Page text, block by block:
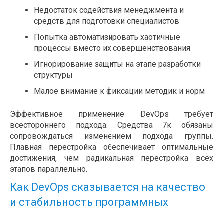
Недостаток содействия менеджмента и
средств для подготовки специалистов
Попытка автоматизировать хаотичные
процессы вместо их совершенствования
Игнорирование защиты на этапе разработки
структуры
Малое внимание к фиксации методик и норм
Эффективное применение DevOps требует
всестороннего подхода. Средства 7к обязаны
сопровождаться изменением подхода группы.
Плавная перестройка обеспечивает оптимальные
достижения, чем радикальная перестройка всех
этапов параллельно.
Как DevOps сказывается на качество
и стабильность программных